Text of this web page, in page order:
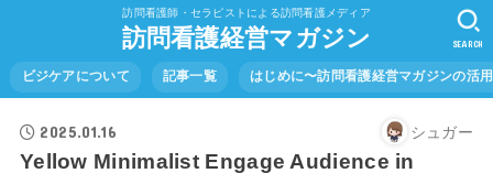
訪問看護師・セラピストによる訪問看護メディア
訪問看護経営マガジン
ビジケアについて 記事一覧 はじめに〜訪問看護経営マガジンの活
SEARCH
2025.01.16 シュガー
Yellow Minimalist Engage Audience in